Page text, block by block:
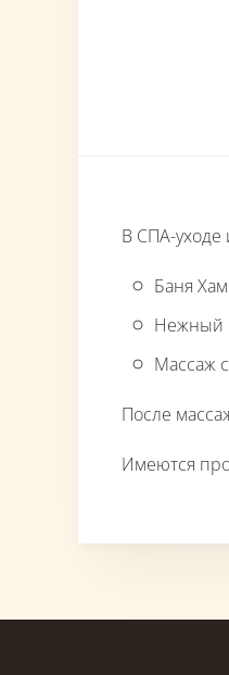
В СПА-уходе
Баня
Нежный
Массаж
После
Имеются